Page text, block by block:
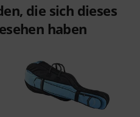
die sich dieses
haben